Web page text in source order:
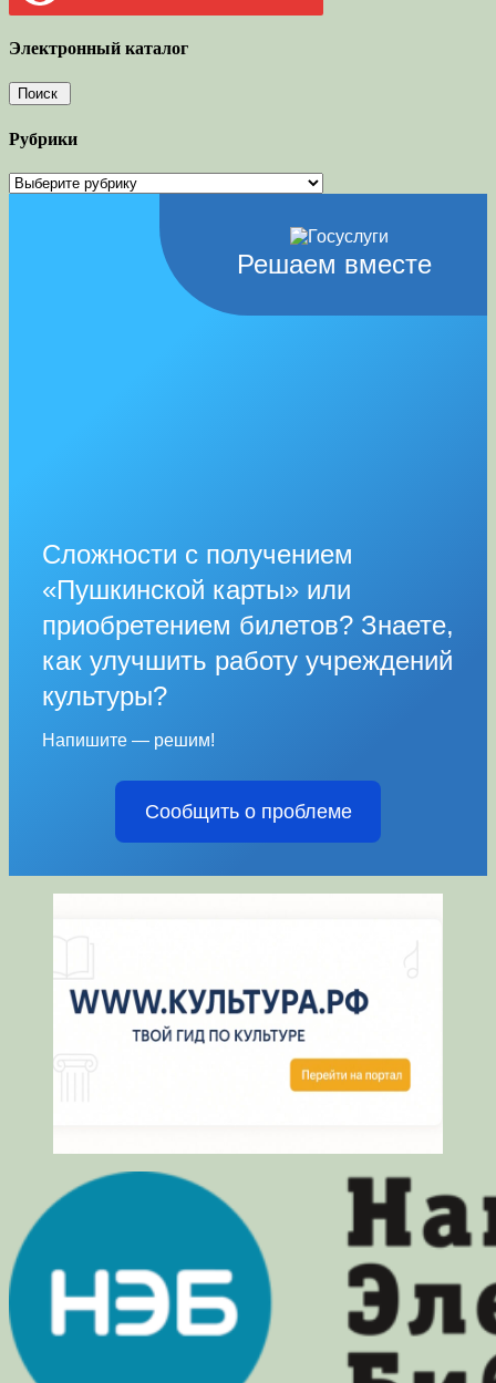
Электронный каталог
Рубрики
Рубрики
Решаем вместе
Сложности с получением
«Пушкинской карты» или
приобретением билетов? Знаете,
как улучшить работу учреждений
культуры?
Напишите — решим!
Сообщить о проблеме